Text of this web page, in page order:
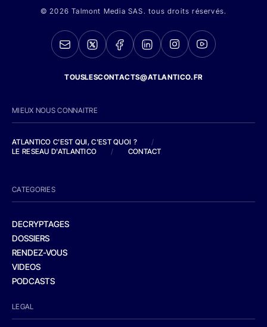
© 2026 Talmont Media SAS. tous droits réservés.
TOUSLESCONTACTS@ATLANTICO.FR
MIEUX NOUS CONNAITRE
ATLANTICO C'EST QUI, C'EST QUOI ?
/
LE RESEAU D'ATLANTICO
/ CONTACT
CATEGORIES
DECRYPTAGES
DOSSIERS
RENDEZ-VOUS
VIDEOS
PODCASTS
LEGAL